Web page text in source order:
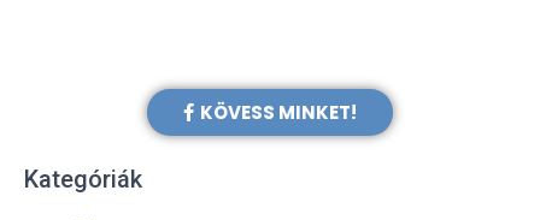
KÖVESS MINKET!
Kategóriák